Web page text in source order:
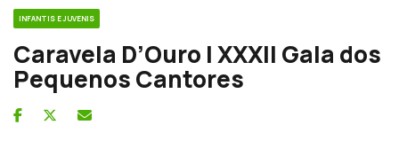
INFANTIS E JUVENIS
Caravela D’Ouro | XXXII Gala dos
Pequenos Cantores